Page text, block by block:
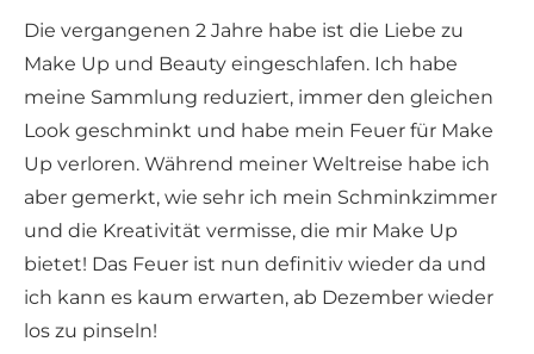
Die vergangenen 2 Jahre habe ist die Liebe zu
Make Up und Beauty eingeschlafen. Ich habe
meine Sammlung reduziert, immer den gleichen
Look geschminkt und habe mein Feuer für Make
Up verloren. Während meiner Weltreise habe ich
aber gemerkt, wie sehr ich mein Schminkzimmer
und die Kreativität vermisse, die mir Make Up
bietet! Das Feuer ist nun definitiv wieder da und
ich kann es kaum erwarten, ab Dezember wieder
los zu pinseln!